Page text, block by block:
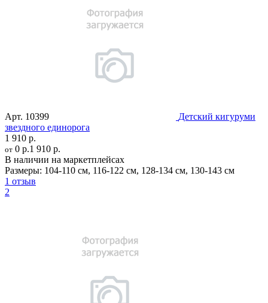
Арт. 10399
Детский кигуруми
звездного единорога
1 910 р.
от 0 р.1 910 р.
В наличии на маркетплейсах
Размеры: 104-110 см, 116-122 см, 128-134 см, 130-143 см
1 отзыв
2